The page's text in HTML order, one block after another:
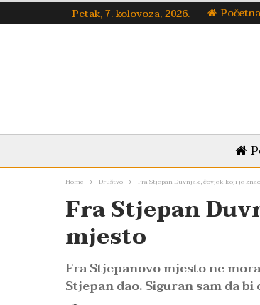
Petak, 7. kolovoza, 2026. Početna
Home Društvo Fra Stjepan Duvnjak, čovjek koji je
Fra Stjepan
mjesto
Fra Stjepanovo mjesto ne
Stjepan dao. Siguran sam da